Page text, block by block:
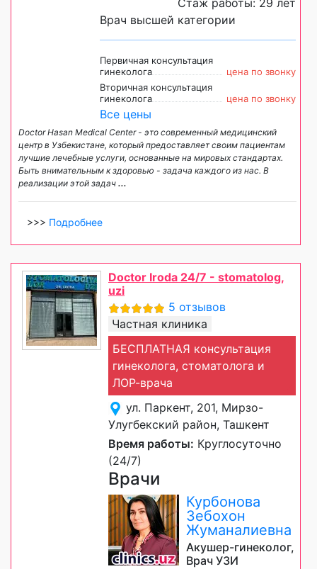
Стаж работы: 29 лет
Врач высшей категории
Первичная консультация
гинеколога
цена по звонку
Вторичная консультация
гинеколога
цена по звонку
Все цены
Doctor Hasan Medical Center - это современный медицинский
центр в Узбекистане, который предоставляет своим пациентам
лучшие лечебные услуги, основанные на мировых стандартах.
Быть внимательным к здоровью - задача каждого из нас. В
реализации этой задач ...
>>> Подробнее
Doctor Iroda 24/7 - stomatolog,
uzi
5 отзывов
Частная клиника
БЕСПЛАТНАЯ консультация
гинеколога, стоматолога и
ЛОР-врача
ул. Паркент, 201, Мирзо-
Улугбекский район, Ташкент
Время работы: Круглосуточно
(24/7)
Врачи
Курбонова
Зебохон
Жуманалиевна
Акушер-гинеколог,
Врач УЗИ